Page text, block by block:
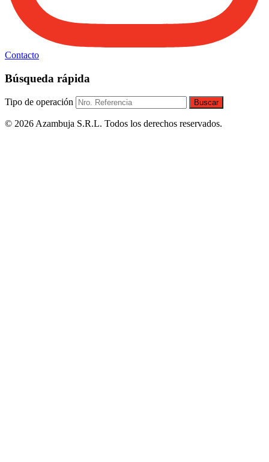
Contacto
Búsqueda rápida
Tipo de operación Buscar
© 2026 Azambuja S.R.L. Todos los derechos reservados.